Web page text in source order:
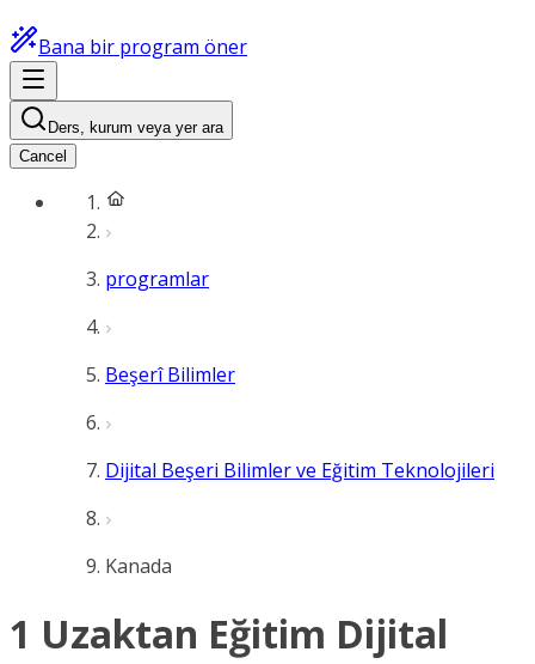
Bana bir program öner
Ders, kurum veya yer ara
Cancel
programlar
Beşerî Bilimler
Dijital Beşeri Bilimler ve Eğitim Teknolojileri
Kanada
1 Uzaktan Eğitim Dijital